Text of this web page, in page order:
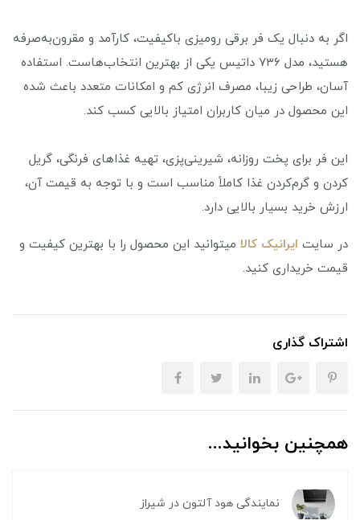
اگر به دنبال یک فر برقی رومیزی باکیفیت، کارآمد و مقرون‌به‌صرفه
هستید، مدل ۷۳۶ داتیس یکی از بهترین انتخاب‌هاست. استفاده
آسان، طراحی زیبا، مصرف انرژی کم و امکانات متعدد باعث شده
این محصول در میان کاربران امتیاز بالایی کسب کند.
این فر برای پخت روزانه، شیرینی‌پزی، تهیه غذاهای فرنگی، گریل
کردن و گرم‌کردن غذا کاملاً مناسب است و با توجه به قیمت آن،
ارزش خرید بسیار بالایی دارد.
در سایت ایرانیک کالا میتوانید این محصول را با بهترین کیفیت و
قیمت خریداری کنید.
اشتراک گذاری
همچنین بخوانید...
نمایندگی هود آلتون در شیراز